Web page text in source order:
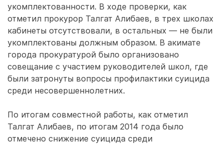
укомплектованности. В ходе проверки, как
отметил прокурор Талгат Алибаев, в трех школах
кабинеты отсутствовали, в остальных — не были
укомплектованы должным образом. В акимате
города прокуратурой было организовано
совещание с участием руководителей школ, где
были затронуты вопросы профилактики суицида
среди несовершеннолетних.
По итогам совместной работы, как отметил
Талгат Алибаев, по итогам 2014 года было
отмечено снижение суицида среди